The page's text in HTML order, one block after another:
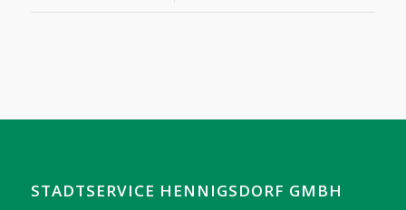
STADTSERVICE HENNIGSDORF GMBH